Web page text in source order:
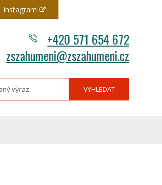
instagram
+420 571 654 672
zszahumeni@zszahumeni.cz
VYHLEDAT